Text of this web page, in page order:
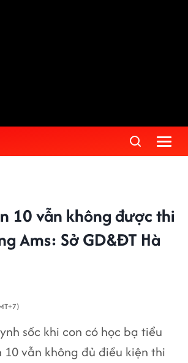
10 vẫn không được thi
Ams: Sở GD&ĐT Hà
sốc khi con có học bạ tiểu
vẫn không đủ điều kiện thi